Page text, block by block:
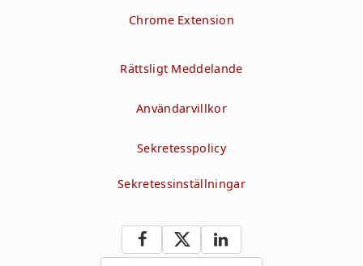
Chrome Extension
Rättsligt Meddelande
Användarvillkor
Sekretesspolicy
Sekretessinställningar